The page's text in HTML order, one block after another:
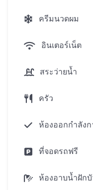
ตอนดื่มไหม Khao เ
คลับคือแค่ 3 นาทีขับ
ซื้อของห้างสามารถ
ภูเก็ต\ระหว่างประ
อย่างยิ่งที่มีเสน่ห์สำห
ครีมนวดผม
อินเตอร์เน็ต
สระว่ายน้ำ
ครัว
ห้องออกกำลังก
ที่จอดรถฟรี
ห้องอาบน้ำฝักบั